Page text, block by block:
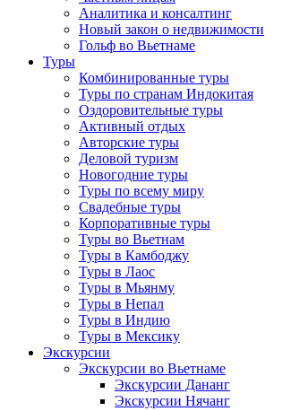
Аналитика и консалтинг
Новый закон о недвижимости
Гольф во Вьетнаме
Туры
Комбинированные туры
Туры по странам Индокитая
Оздоровительные туры
Активный отдых
Авторские туры
Деловой туризм
Новогодние туры
Туры по всему миру
Свадебные туры
Корпоративные туры
Туры во Вьетнам
Туры в Камбоджу
Туры в Лаос
Туры в Мьянму
Туры в Непал
Туры в Индию
Туры в Мексику
Экскурсии
Экскурсии во Вьетнаме
Экскурсии Дананг
Экскурсии Нячанг